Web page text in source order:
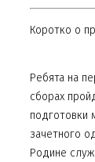
Коротко о
Ребята на
сборах
подготовки
зачетного
Родине